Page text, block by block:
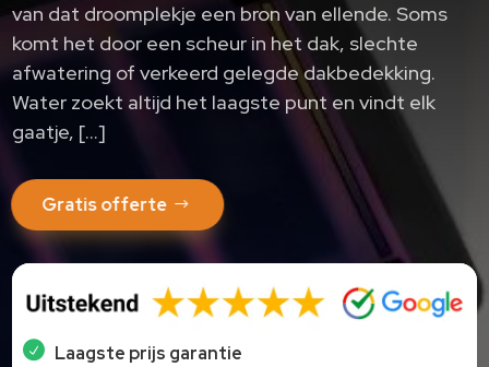
van dat droomplekje een bron van ellende. Soms
komt het door een scheur in het dak, slechte
afwatering of verkeerd gelegde dakbedekking.
Water zoekt altijd het laagste punt en vindt elk
gaatje, […]
Gratis offerte
Laagste prijs garantie